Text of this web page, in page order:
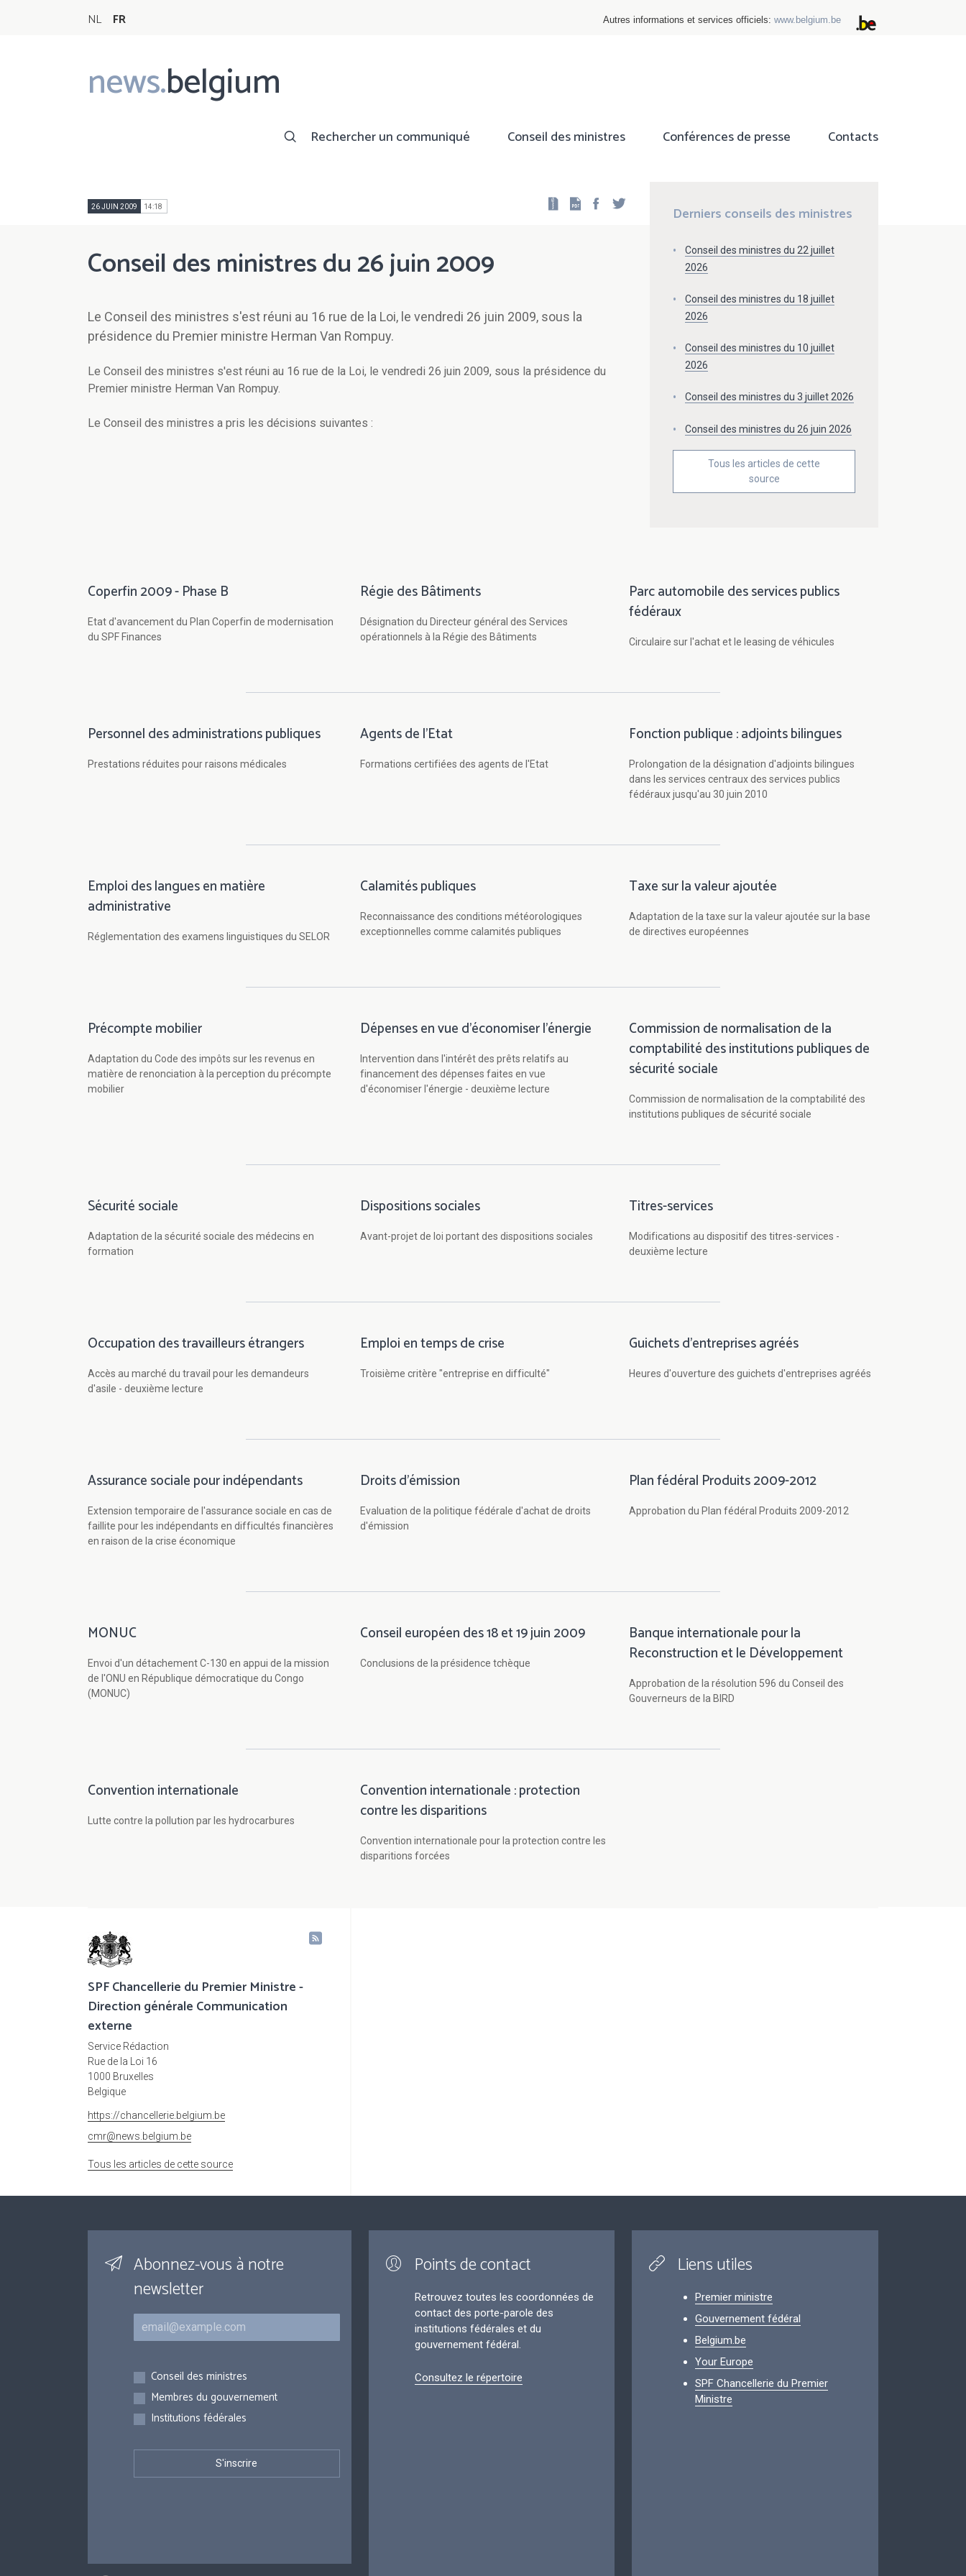
NL FR Autres informations et services officiels: www.belgium.be
news.belgium
Main
navigation
Rechercher un communiqué Conseil des ministres Conférences de presse Contacts
26 JUIN 2009 14:18 Facebook
Conseil des ministres du 26 juin 2009
Le Conseil des ministres s'est réuni au 16 rue de la Loi, le vendredi 26 juin 2009, sous la
présidence du Premier ministre Herman Van Rompuy.
Le Conseil des ministres s'est réuni au 16 rue de la Loi, le vendredi 26 juin 2009, sous la présidence du
Premier ministre Herman Van Rompuy.
Le Conseil des ministres a pris les décisions suivantes :
Derniers conseils des ministres
Conseil des ministres du 22 juillet
2026
Conseil des ministres du 18 juillet
2026
Conseil des ministres du 10 juillet
2026
Conseil des ministres du 3 juillet 2026
Conseil des ministres du 26 juin 2026
Tous les articles de cette
source
Coperfin 2009 - Phase B
Etat d'avancement du Plan Coperfin de modernisation
du SPF Finances
Régie des Bâtiments
Désignation du Directeur général des Services
opérationnels à la Régie des Bâtiments
Parc automobile des services publics
fédéraux
Circulaire sur l'achat et le leasing de véhicules
Personnel des administrations publiques
Prestations réduites pour raisons médicales
Agents de l'Etat
Formations certifiées des agents de l'Etat
Fonction publique : adjoints bilingues
Prolongation de la désignation d'adjoints bilingues
dans les services centraux des services publics
fédéraux jusqu'au 30 juin 2010
Emploi des langues en matière
administrative
Réglementation des examens linguistiques du SELOR
Calamités publiques
Reconnaissance des conditions météorologiques
exceptionnelles comme calamités publiques
Taxe sur la valeur ajoutée
Adaptation de la taxe sur la valeur ajoutée sur la base
de directives européennes
Précompte mobilier
Adaptation du Code des impôts sur les revenus en
matière de renonciation à la perception du précompte
mobilier
Dépenses en vue d'économiser l'énergie
Intervention dans l'intérêt des prêts relatifs au
financement des dépenses faites en vue
d'économiser l'énergie - deuxième lecture
Commission de normalisation de la
comptabilité des institutions publiques de
sécurité sociale
Commission de normalisation de la comptabilité des
institutions publiques de sécurité sociale
Sécurité sociale
Adaptation de la sécurité sociale des médecins en
formation
Dispositions sociales
Avant-projet de loi portant des dispositions sociales
Titres-services
Modifications au dispositif des titres-services -
deuxième lecture
Occupation des travailleurs étrangers
Accès au marché du travail pour les demandeurs
d'asile - deuxième lecture
Emploi en temps de crise
Troisième critère "entreprise en difficulté"
Guichets d'entreprises agréés
Heures d'ouverture des guichets d'entreprises agréés
Assurance sociale pour indépendants
Extension temporaire de l'assurance sociale en cas de
faillite pour les indépendants en difficultés financières
en raison de la crise économique
Droits d'émission
Evaluation de la politique fédérale d'achat de droits
d'émission
Plan fédéral Produits 2009-2012
Approbation du Plan fédéral Produits 2009-2012
MONUC
Envoi d'un détachement C-130 en appui de la mission
de l'ONU en République démocratique du Congo
(MONUC)
Conseil européen des 18 et 19 juin 2009
Conclusions de la présidence tchèque
Banque internationale pour la
Reconstruction et le Développement
Approbation de la résolution 596 du Conseil des
Gouverneurs de la BIRD
Convention internationale
Lutte contre la pollution par les hydrocarbures
Convention internationale : protection
contre les disparitions
Convention internationale pour la protection contre les
disparitions forcées
SPF Chancellerie du Premier Ministre -
Direction générale Communication
externe
Service Rédaction
Rue de la Loi 16
1000 Bruxelles
Belgique
https://chancellerie.belgium.be
cmr@news.belgium.be
Tous les articles de cette source
Abonnez-vous à notre
newsletter
Courriel
Inscriptions
Conseil des ministres
Membres du gouvernement
Institutions fédérales
Points de contact
Retrouvez toutes les coordonnées de
contact des porte-parole des
institutions fédérales et du
gouvernement fédéral.
Consultez le répertoire
Liens utiles
Premier ministre
Gouvernement fédéral
Belgium.be
Your Europe
SPF Chancellerie du Premier
Ministre